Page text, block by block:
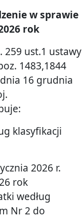
w sprawie
rok
259 ust.1 ustawy
1483,1844
16 grudnia
klasyfikacji
2026 r.
rok
według
Nr 2 do